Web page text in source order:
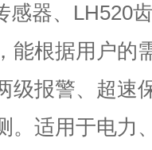
感器、LH520
能根据用户的
级报警、超速
。适用于电力